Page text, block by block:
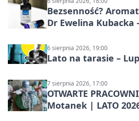
Bezsenność?
Dr Ewelina Kubacka
6 sierpnia 2026, 19:00
Lato na tarasie –
7 sierpnia 2026, 17:00
OTWARTE
Motanek | LATO